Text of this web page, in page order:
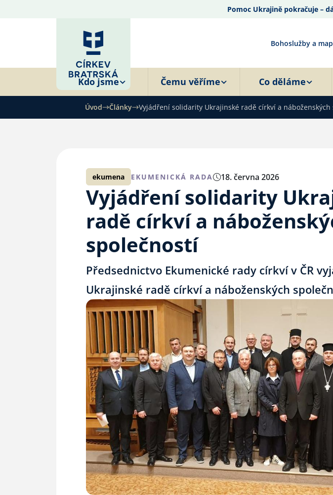
Pomoc Ukrajině pokračuje –
Bohoslužby a
Kdo jsme Čemu věříme Co děláme
Úvod Články Vyjádření solidarity Ukrajinské radě církví a náboženských
ekumena EKUMENICKÁ RADA 18. června 2026
Vyjádření solidarity
radě církví a
společností
Předsednictvo Ekumenické rady církví v ČR
Ukrajinské radě církví a náboženských